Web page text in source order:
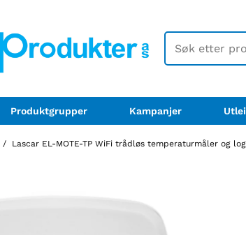
Produktgrupper Kampanjer
/ Lascar EL-MOTE-TP WiFi trådløs temperaturmåler og